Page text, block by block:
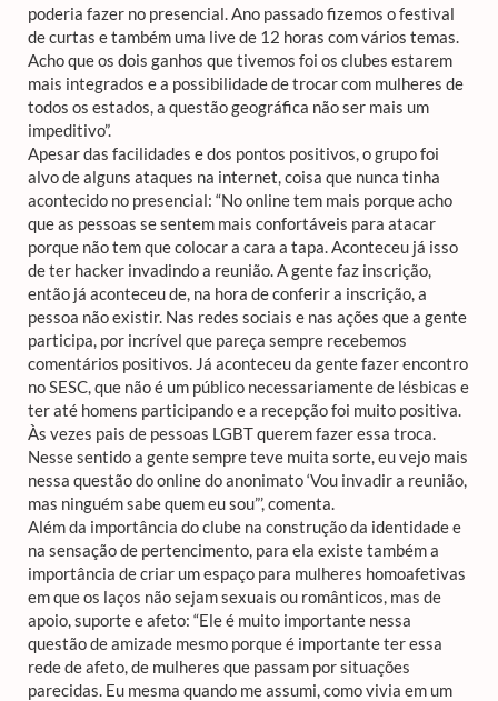
poderia fazer no presencial. Ano passado fizemos o festival
de curtas e também uma live de 12 horas com vários temas.
Acho que os dois ganhos que tivemos foi os clubes estarem
mais integrados e a possibilidade de trocar com mulheres de
todos os estados, a questão geográfica não ser mais um
impeditivo”.
Apesar das facilidades e dos pontos positivos, o grupo foi
alvo de alguns ataques na internet, coisa que nunca tinha
acontecido no presencial: “No online tem mais porque acho
que as pessoas se sentem mais confortáveis para atacar
porque não tem que colocar a cara a tapa. Aconteceu já isso
de ter hacker invadindo a reunião. A gente faz inscrição,
então já aconteceu de, na hora de conferir a inscrição, a
pessoa não existir. Nas redes sociais e nas ações que a gente
participa, por incrível que pareça sempre recebemos
comentários positivos. Já aconteceu da gente fazer encontro
no SESC, que não é um público necessariamente de lésbicas e
ter até homens participando e a recepção foi muito positiva.
Às vezes pais de pessoas LGBT querem fazer essa troca.
Nesse sentido a gente sempre teve muita sorte, eu vejo mais
nessa questão do online do anonimato ‘Vou invadir a reunião,
mas ninguém sabe quem eu sou”’, comenta.
Além da importância do clube na construção da identidade e
na sensação de pertencimento, para ela existe também a
importância de criar um espaço para mulheres homoafetivas
em que os laços não sejam sexuais ou românticos, mas de
apoio, suporte e afeto: “Ele é muito importante nessa
questão de amizade mesmo porque é importante ter essa
rede de afeto, de mulheres que passam por situações
parecidas. Eu mesma quando me assumi, como vivia em um